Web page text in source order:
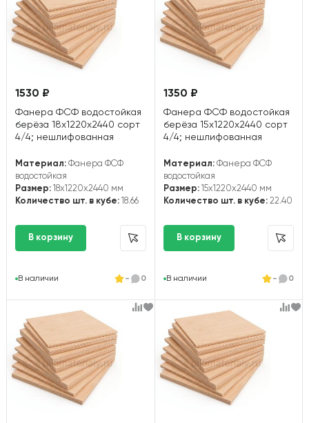
1530 ₽
Фанера ФСФ водостойкая
берёза 18х1220х2440 сорт
4/4; нешлифованная
Материал: Фанера ФСФ
водостойкая
Размер: 18x1220x2440 мм
Количество шт. в кубе: 18.66
В наличии - 0
1350 ₽
Фанера ФСФ водостойкая
берёза 15х1220х2440 сорт
4/4; нешлифованная
Материал:Фанера ФСФ
водостойкая
Размер:15x1220x2440 мм
Количество шт. в кубе:22.40
В наличии - 0